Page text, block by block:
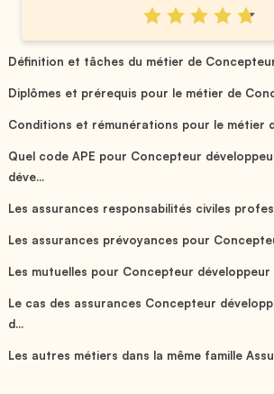
Définition et tâches du métier de
Diplômes et prérequis pour le métier de
Conditions et rémunérations pour le métier
Quel code APE pour Concepteur
déve...
Les assurances responsabilités civiles
Les assurances prévoyances pour
Les mutuelles pour Concepteur développeur
Le cas des assurances Concepteur
d...
Les autres métiers dans la même famille